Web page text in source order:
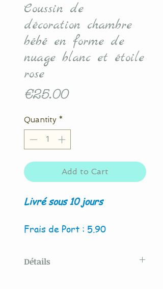
Coussin de
décoration chambre
bébé en forme de
nuage blanc et étoile
rose
€25.00Price
Quantity *
Add to Cart
Livré sous 10 jours
Frais de Port : 5.90
Détails